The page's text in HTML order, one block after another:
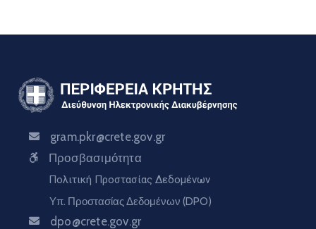
gram.pkr@crete.gov.gr
Προσβασιμότητα
Πολιτική Προστασίας Δεδομένων
Υπ. Προστασίας Δεδομένων (DPO)
dpo@crete.gov.gr